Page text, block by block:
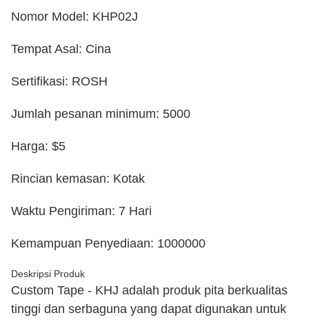
Nomor Model: KHP02J
Tempat Asal: Cina
Sertifikasi: ROSH
Jumlah pesanan minimum: 5000
Harga: $5
Rincian kemasan: Kotak
Waktu Pengiriman: 7 Hari
Kemampuan Penyediaan: 1000000
Deskripsi Produk
Custom Tape - KHJ adalah produk pita berkualitas
tinggi dan serbaguna yang dapat digunakan untuk